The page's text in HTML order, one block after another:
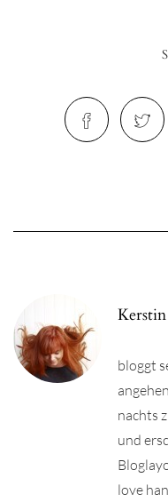
Kerstin
bloggt
nachts
und
love